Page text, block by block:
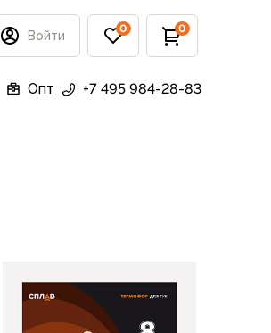
Войти 0 0
Опт +7 495 984-28-83